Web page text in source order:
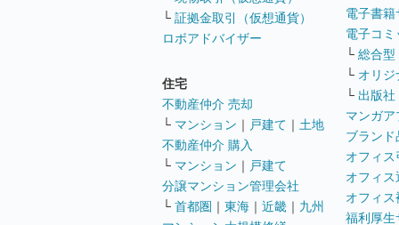
└ 証拠金取引（仮想通貨）
ロボアドバイザー
住宅
不動産仲介 売却
└ マンション ｜ 戸建て ｜ 土地
不動産仲介 購入
└ マンション ｜ 戸建て
分譲マンション管理会社
└ 首都圏 ｜ 東海 ｜ 近畿 ｜ 九州
電子書
電子コ
└ 総合型
└ オリジ
└ 出版社
マンガ
ブラン
オフィス
オフィス
オフィス
福利厚生